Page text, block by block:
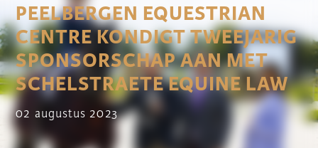
PEELBERGEN EQUESTRIAN
CENTRE KONDIGT TWEEJARIG
SPONSORSCHAP AAN MET
SCHELSTRAETE EQUINE LAW
02 augustus 2023